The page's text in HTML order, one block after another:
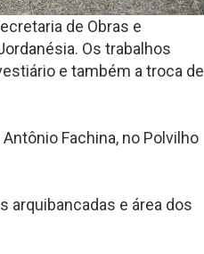
de Obras e
Os trabalhos
e também a troca de
Fachina, no Polvilho
arquibancadas e área dos